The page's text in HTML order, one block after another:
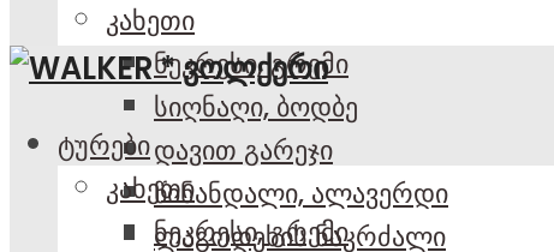
კახეთი
ნეკრესი, გრემი
სიღნაღი, ბოდბე
დავით გარეჯი
წინანდალი, ალავერდი
ლაგოდეხის ნაკრძალი
ტურები
კახეთი
ნეკრესი, გრემი